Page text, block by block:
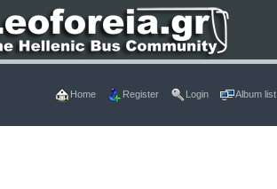
Home Register Login Album list